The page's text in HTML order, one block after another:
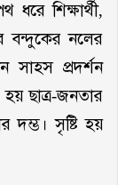
শিক্ষার্থী,
বন্দুকের নলের
সাহস প্রদর্শন
ছাত্র-জনতার
দম্ভ। সৃষ্টি হয়